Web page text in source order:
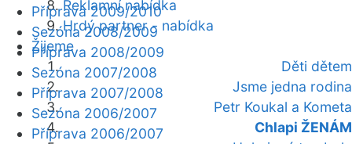
Reklamní nabídka
Hrdý partner - nabídka
Žijeme
Děti dětem
Jsme jedna rodina
Petr Koukal a Kometa
Chlapi ŽENÁM
Příprava 2009/2010
Sezóna 2008/2009
Příprava 2008/2009
Sezóna 2007/2008
Příprava 2007/2008
Sezóna 2006/2007
Příprava 2006/2007